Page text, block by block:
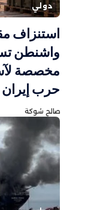
دولي
استنزاف
واشنطن
مخصصة
حرب إيران
صالح شوكة